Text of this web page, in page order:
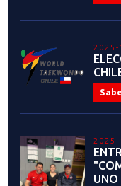
2025-
2025-
UNO